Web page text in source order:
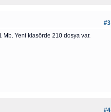
#3
Yeni klasörde 210 dosya var.
#4